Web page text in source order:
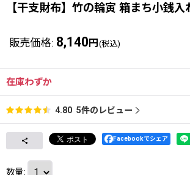
【干支財布】竹の輪寅 箱まち小銭入
販売価格: 8,140 円 (税込)
在庫わずか
4.80 5件のレビュー
Facebookでシェア
数量: